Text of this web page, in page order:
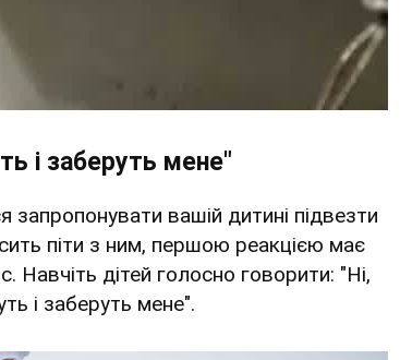
і заберуть мене"
вашій дитині підвезти
піти з ним, першою реакцією має
Навчіть дітей голосно говорити: "Ні,
і заберуть мене".